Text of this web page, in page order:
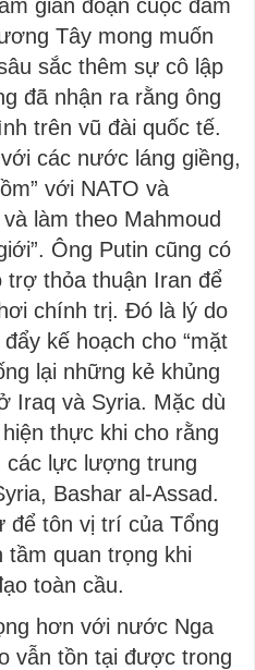
gián đoạn cuộc đàm
Tây mong muốn
sắc thêm sự cô lập
đã nhận ra rằng ông
trên vũ đài quốc tế.
các nước láng giềng,
với NATO và
làm theo Mahmoud
Ông Putin cũng có
trợ thỏa thuận Iran để
chính trị. Đó là lý do
kế hoạch cho “mặt
lại những kẻ khủng
Iraq và Syria. Mặc dù
thực khi cho rằng
lực lượng trung
Bashar al-Assad.
tôn vị trí của Tổng
tầm quan trọng khi
toàn cầu.
hơn với nước Nga
vẫn tồn tại được trong